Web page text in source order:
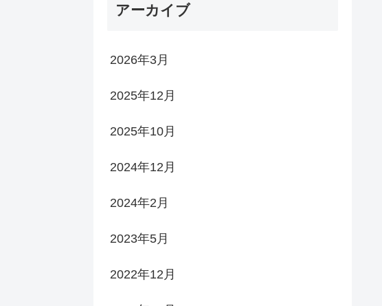
アーカイブ
2026年3月
2025年12月
2025年10月
2024年12月
2024年2月
2023年5月
2022年12月